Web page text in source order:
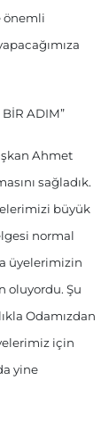
önemli
ADIM”
Ahmet
sağladık.
büyük
normal
üyelerimizin
oluyordu. Şu
Odamızdan
için
yine